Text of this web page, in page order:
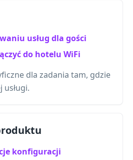
usług dla gości
do hotelu WiFi
dla zadania tam, gdzie
konfiguracji